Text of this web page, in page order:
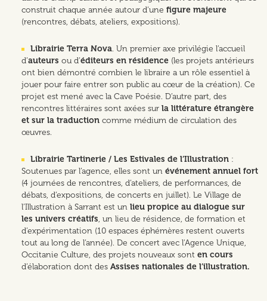
construit chaque année autour d’une figure majeure
(rencontres, débats, ateliers, expositions).
Librairie Terra Nova. Un premier axe privilégie l’accueil
d’auteurs ou d’éditeurs en résidence (les projets antérieurs
ont bien démontré combien le libraire a un rôle essentiel à
jouer pour faire entrer son public au cœur de la création). Ce
projet est mené avec la Cave Poésie. D’autre part, des
rencontres littéraires sont axées sur la littérature étrangère
et sur la traduction comme médium de circulation des
œuvres.
Librairie Tartinerie / Les Estivales de l’Illustration :
Soutenues par l’agence, elles sont un événement annuel fort
(4 journées de rencontres, d’ateliers, de performances, de
débats, d’expositions, de concerts en juillet). Le Village de
l’Illustration à Sarrant est un lieu propice au dialogue sur
les univers créatifs, un lieu de résidence, de formation et
d’expérimentation (10 espaces éphémères restent ouverts
tout au long de l’année). De concert avec l'Agence Unique,
Occitanie Culture, des projets nouveaux sont en cours
d’élaboration dont des Assises nationales de l’illustration.